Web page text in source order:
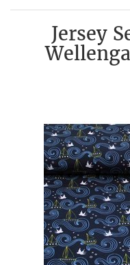
Jersey